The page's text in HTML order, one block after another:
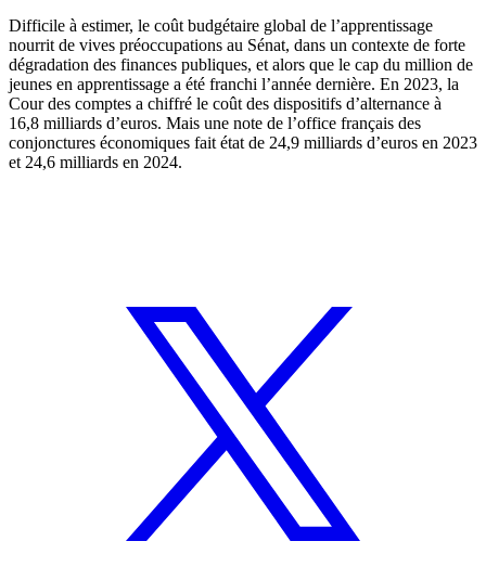
Difficile à estimer, le coût budgétaire global de l’apprentissage
nourrit de vives préoccupations au Sénat, dans un contexte de forte
dégradation des finances publiques, et alors que le cap du million de
jeunes en apprentissage a été franchi l’année dernière. En 2023, la
Cour des comptes a chiffré le coût des dispositifs d’alternance à
16,8 milliards d’euros. Mais une note de l’office français des
conjonctures économiques fait état de 24,9 milliards d’euros en 2023
et 24,6 milliards en 2024.